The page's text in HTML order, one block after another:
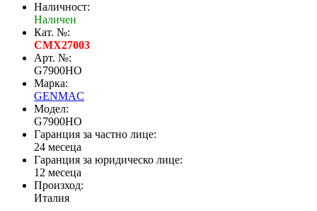
Наличност:
Наличен
Кат. №:
CMX27003
Арт. №:
G7900HO
Марка:
GENMAC
Модел:
G7900HO
Гаранция за частно лице:
24 месеца
Гаранция за юридическо лице:
12 месеца
Произход:
Италия